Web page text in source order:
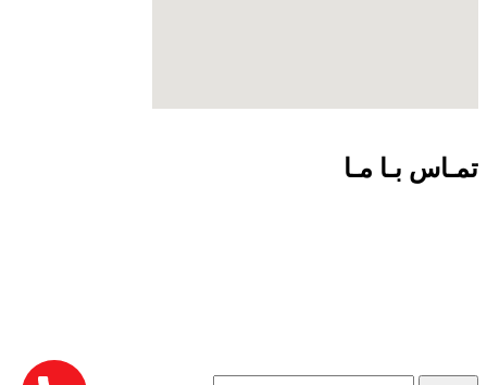
تمـاس بـا مـا